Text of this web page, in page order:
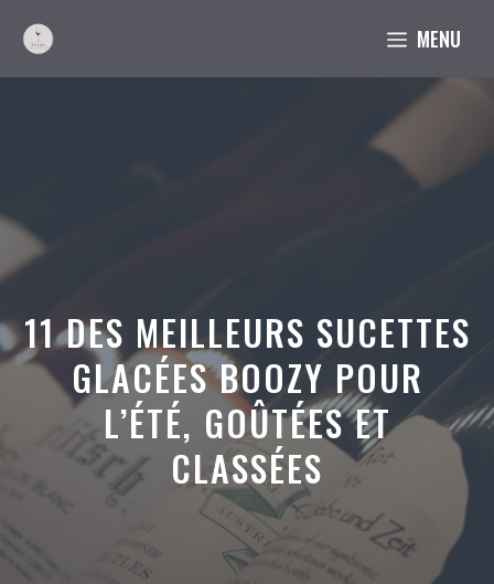
contenu
MENU
11 DES MEILLEURS SUCETTES
GLACÉES BOOZY POUR
L’ÉTÉ, GOÛTÉES ET
CLASSÉES